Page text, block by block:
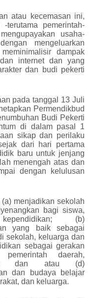
atau kecemasan ini,
terutama pemerintah-
usaha-
mengeluarkan
dampak
internet dan yang
dan budi pekerti
pada tanggal 13 Juli
Permendikbud
Budi Pekerti
di dalam pasal 1
sikap dan perilaku
dari hari pertama
baru untuk jenjang
menengah atas dan
dengan kelulusan
menjadikan sekolah
bagi siswa,
(b)
yang baik sebagai
sekolah, keluarga dan
sebagai gerakan
daerah,
dan atau (d)
dan budaya belajar
dan keluarga.